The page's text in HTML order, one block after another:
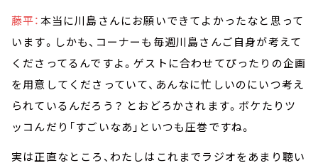
藤平：本当に川島さんにお願いできてよかったなと思って
います。しかも、コーナーも毎週川島さんご自身が考えて
くださってるんですよ。ゲストに合わせてぴったりの企画
を用意してくださっていて、あんなに忙しいのにいつ考え
られているんだろう？ とおどろかされます。ボケたりツ
ッコんだり「すごいなあ」といつも圧巻ですね。
実は正直なところ、わたしはこれまでラジオをあまり聴い